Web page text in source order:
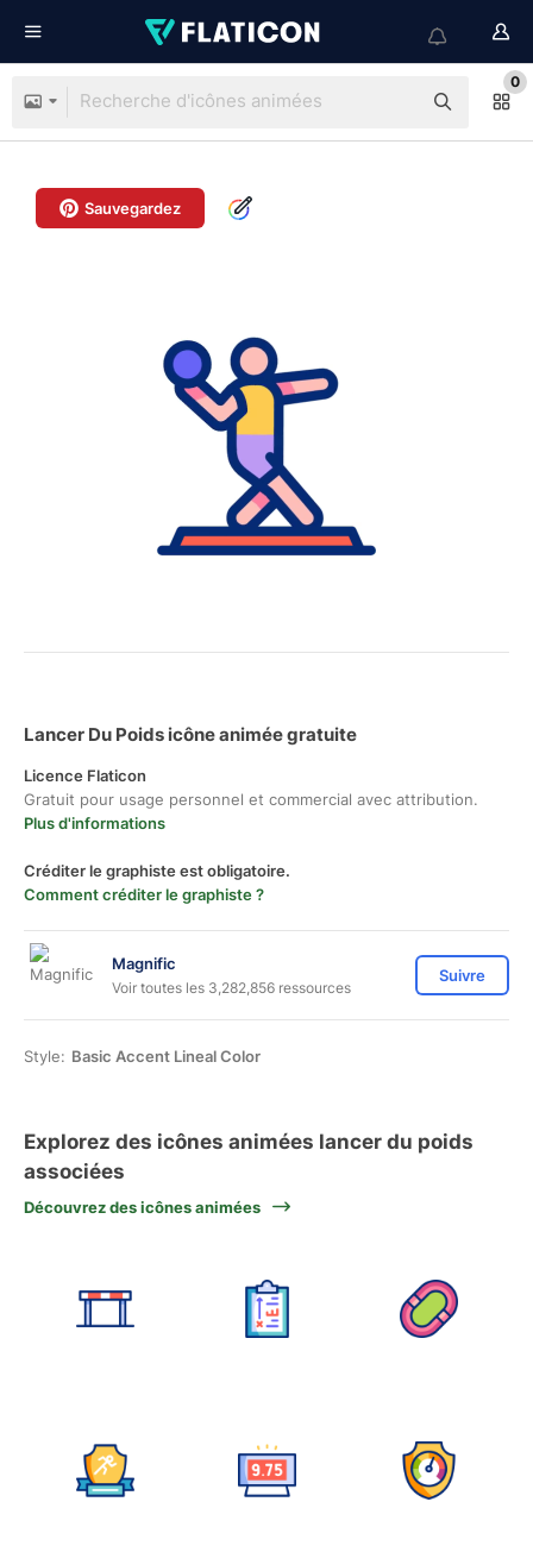
0
Sauvegardez
Lancer Du Poids icône animée gratuite
Licence Flaticon
Gratuit pour usage personnel et commercial avec attribution.
Plus d'informations
Créditer le graphiste est obligatoire.
Comment créditer le graphiste ?
Magnific
Voir toutes les 3,282,856 ressources
Suivre
Style: Basic Accent Lineal Color
Explorez des icônes animées lancer du poids
associées
Découvrez des icônes animées